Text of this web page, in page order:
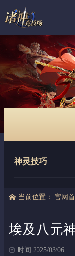
神灵技巧
当前位置： 官网
埃及八元
时间 2025/03/06